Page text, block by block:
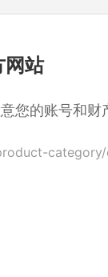
网站
您的账号和财